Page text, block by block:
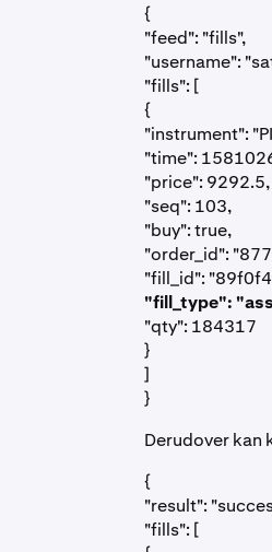
{
"feed": "fills",
"username": "
"fills": [
{
"instrument":
"time":
"price": 9292.5,
"seq": 103,
"buy": true,
"order_id":
"fill_id":
"fill_type":
"qty": 184317
}
]
}
Derudover kan
{
"result":
"fills": [